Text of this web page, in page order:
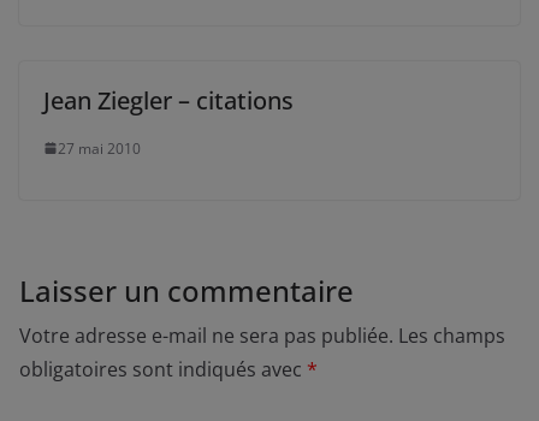
Jean Ziegler – citations
27 mai 2010
Laisser un commentaire
Votre adresse e-mail ne sera pas publiée. Les champs
obligatoires sont indiqués avec *